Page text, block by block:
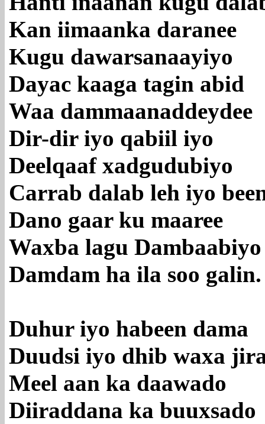
Kan iimaanka daranee
Kugu dawarsanaayiyo
Dayac kaaga tagin abid
Waa dammaanaddeydee
Dir-dir iyo qabiil iyo
Deelqaaf xadgudubiyo
Carrab dalab leh iyo
Dano gaar ku maaree
Waxba lagu Dambaabiyo
Damdam ha ila soo galin.
Duhur iyo habeen dama
Duudsi iyo dhib waxa
Meel aan ka daawado
Diiraddana ka buuxsado